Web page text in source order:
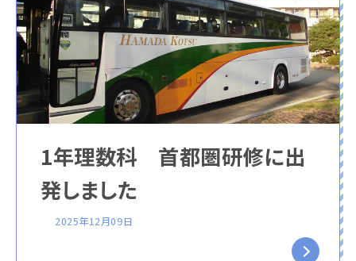
1年理数科 首都圏研修に出
発しました
2025年12月09日